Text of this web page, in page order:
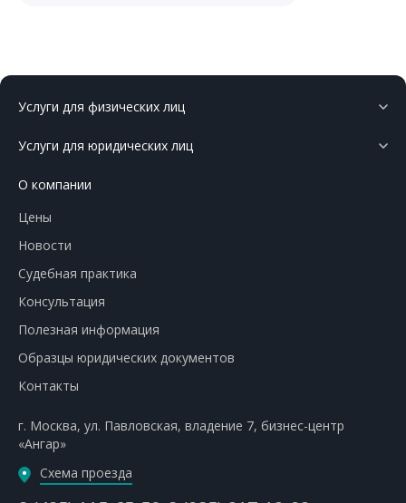
Услуги для физических лиц
Услуги для юридических лиц
О компании
Цены
Новости
Судебная практика
Консультация
Полезная информация
Образцы юридических документов
Контакты
г. Москва, ул. Павловская, владение 7, бизнес-центр
«Ангар»
Схема проезда